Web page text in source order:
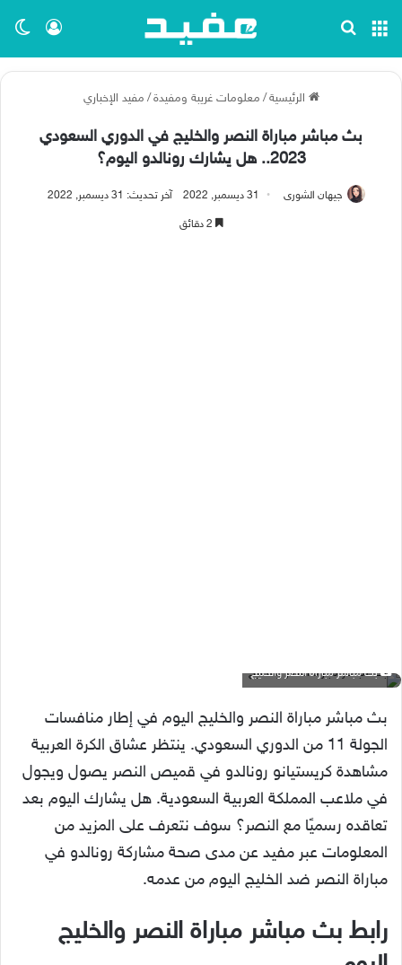
تسجيل القائمة
الرئيسية / معلومات غريبة ومفيدة / مفيد الإخباري
بث مباشر مباراة النصر والخليج في الدوري السعودي
2023.. هل يشارك رونالدو اليوم؟
جيهان الشورى 31 ديسمبر, 2022 آخر تحديث: 31 ديسمبر, 2022
بث مباشر مباراة النصر والخليج
بث مباشر مباراة النصر والخليج اليوم في إطار منافسات
الجولة 11 من الدوري السعودي. ينتظر عشاق الكرة العربية
مشاهدة كريستيانو رونالدو في قميص النصر يصول ويجول
في ملاعب المملكة العربية السعودية. هل يشارك اليوم بعد
تعاقده رسميًا مع النصر؟ سوف نتعرف على المزيد من
المعلومات عبر مفيد عن مدى صحة مشاركة رونالدو في
مباراة النصر ضد الخليج اليوم من عدمه.
رابط بث مباشر مباراة النصر والخليج